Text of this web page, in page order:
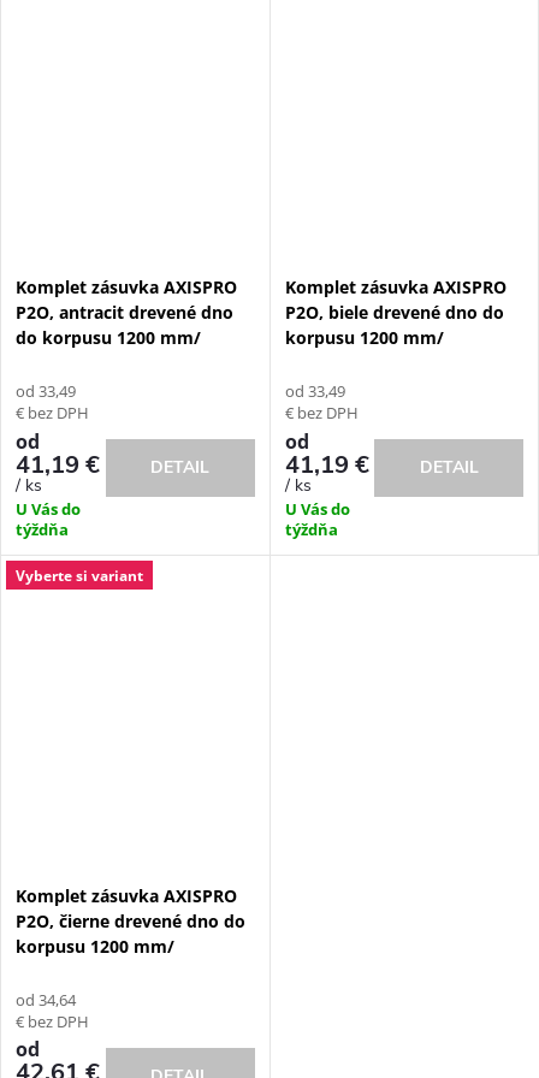
Komplet zásuvka AXISPRO
P2O, antracit drevené dno
do korpusu 1200 mm/
od 33,49
€ bez DPH
od
41,19 €
/ ks
U Vás do
týždňa
DETAIL
Komplet zásuvka AXISPRO
P2O, biele drevené dno do
korpusu 1200 mm/
od 33,49
€ bez DPH
od
41,19 €
/ ks
U Vás do
týždňa
DETAIL
Vyberte si variant
Komplet zásuvka AXISPRO
P2O, čierne drevené dno do
korpusu 1200 mm/
od 34,64
€ bez DPH
od